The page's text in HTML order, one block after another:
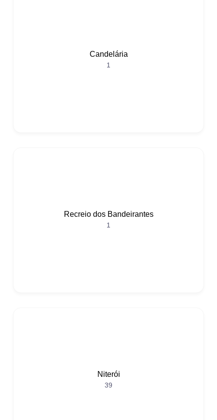
Candelária
1
Recreio dos Bandeirantes
1
Niterói
39